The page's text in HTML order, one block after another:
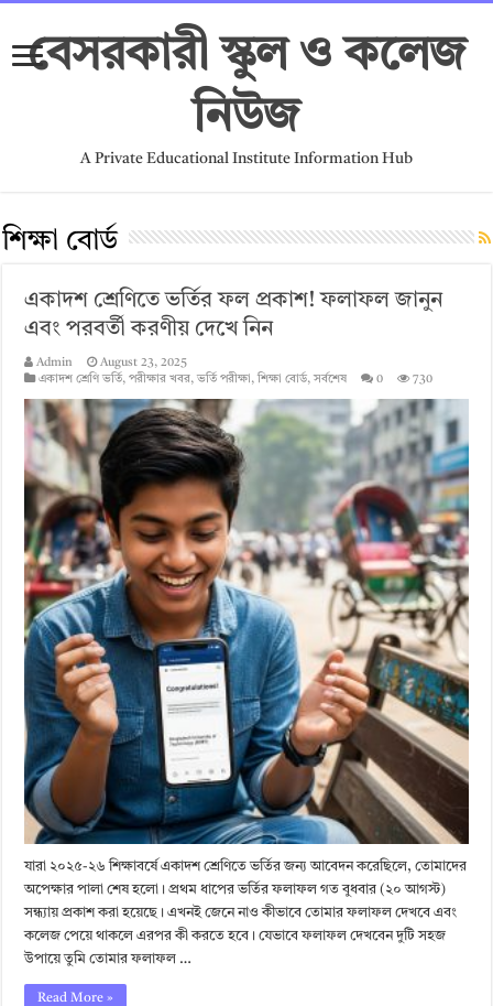
বেসরকারী স্কুল ও কলেজ
নিউজ
A Private Educational Institute Information Hub
শিক্ষা বোর্ড
একাদশ শ্রেণিতে ভর্তির ফল প্রকাশ! ফলাফল জানুন
এবং পরবর্তী করণীয় দেখে নিন
Admin
August 23, 2025
একাদশ শ্রেণি ভর্তি,পরীক্ষার খবর,ভর্তি পরীক্ষা,শিক্ষা বোর্ড,সর্বশেষ 0 730
যারা ২০২৫-২৬ শিক্ষাবর্ষে একাদশ শ্রেণিতে ভর্তির জন্য আবেদন করেছিলে, তোমাদের
অপেক্ষার পালা শেষ হলো। প্রথম ধাপের ভর্তির ফলাফল গত বুধবার (২০ আগস্ট)
সন্ধ্যায় প্রকাশ করা হয়েছে। এখনই জেনে নাও কীভাবে তোমার ফলাফল দেখবে এবং
কলেজ পেয়ে থাকলে এরপর কী করতে হবে। যেভাবে ফলাফল দেখবেন দুটি সহজ
উপায়ে তুমি তোমার ফলাফল …
Read More »